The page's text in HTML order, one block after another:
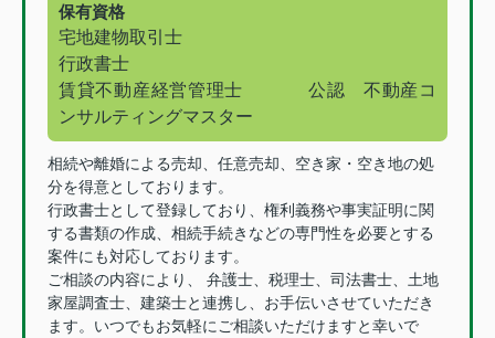
保有資格
宅地建物取引士
行政書士
賃貸不動産経営管理士
公認 不動産コ
ンサルティングマスター
相続や離婚による売却、任意売却、空き家・空き地の処
分を得意としております。
行政書士として登録しており、権利義務や事実証明に関
する書類の作成、相続手続きなどの専門性を必要とする
案件にも対応しております。
ご相談の内容により、 弁護士、税理士、司法書士、土地
家屋調査士、建築士と連携し、お手伝いさせていただき
ます。いつでもお気軽にご相談いただけますと幸いで